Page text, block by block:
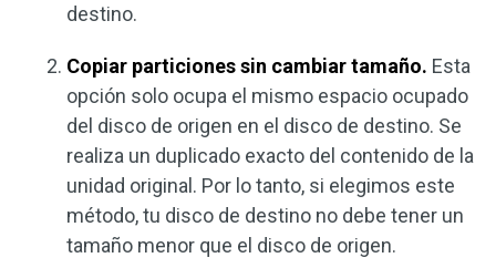
destino.
Copiar particiones sin cambiar tamaño. Esta
opción solo ocupa el mismo espacio ocupado
del disco de origen en el disco de destino. Se
realiza un duplicado exacto del contenido de la
unidad original. Por lo tanto, si elegimos este
método, tu disco de destino no debe tener un
tamaño menor que el disco de origen.